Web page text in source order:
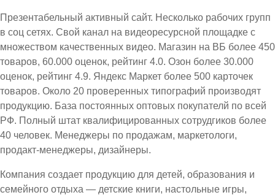
Презентабельный активный сайт. Несколько рабочих групп
в соц сетях. Свой канал на видеоресурсной площадке с
множеством качественных видео. Магазин на ВБ более 450
товаров, 60.000 оценок, рейтинг 4.0. Озон более 30.000
оценок, рейтинг 4.9. Яндекс Маркет более 500 карточек
товаров. Около 20 проверенных типографий производят
продукцию. База постоянных оптовых покупателй по всей
РФ. Полный штат квалифицированных сотрудгиков более
40 человек. Менеджеры по продажам, маркетологи,
продакт-менеджеры, дизайнеры.
Компания создает продукцию для детей, образования и
семейного отдыха — детские книги, настольные игры,